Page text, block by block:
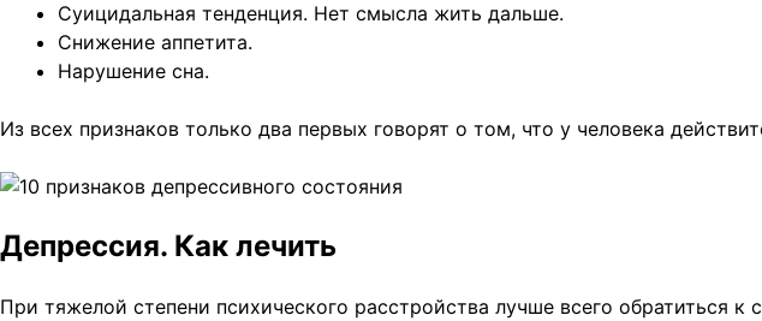
Суицидальная тенденция. Нет смысла жить дальше.
Снижение аппетита.
Нарушение сна.
Из всех признаков только два первых говорят о том, что у человека
Депрессия. Как лечить
При тяжелой степени психического расстройства лучше всего обратиться